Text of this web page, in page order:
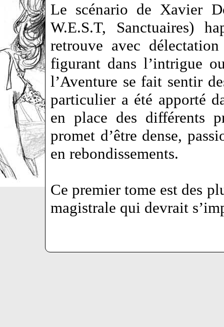
Le scénario de Xavier
W.E.S.T, Sanctuaires)
retrouve avec
figurant dans l’intrigue
l’Aventure se fait sentir
particulier a été apporté
en place des différents
promet d’être dense,
en rebondissements.
Ce premier tome est des
magistrale qui devrait